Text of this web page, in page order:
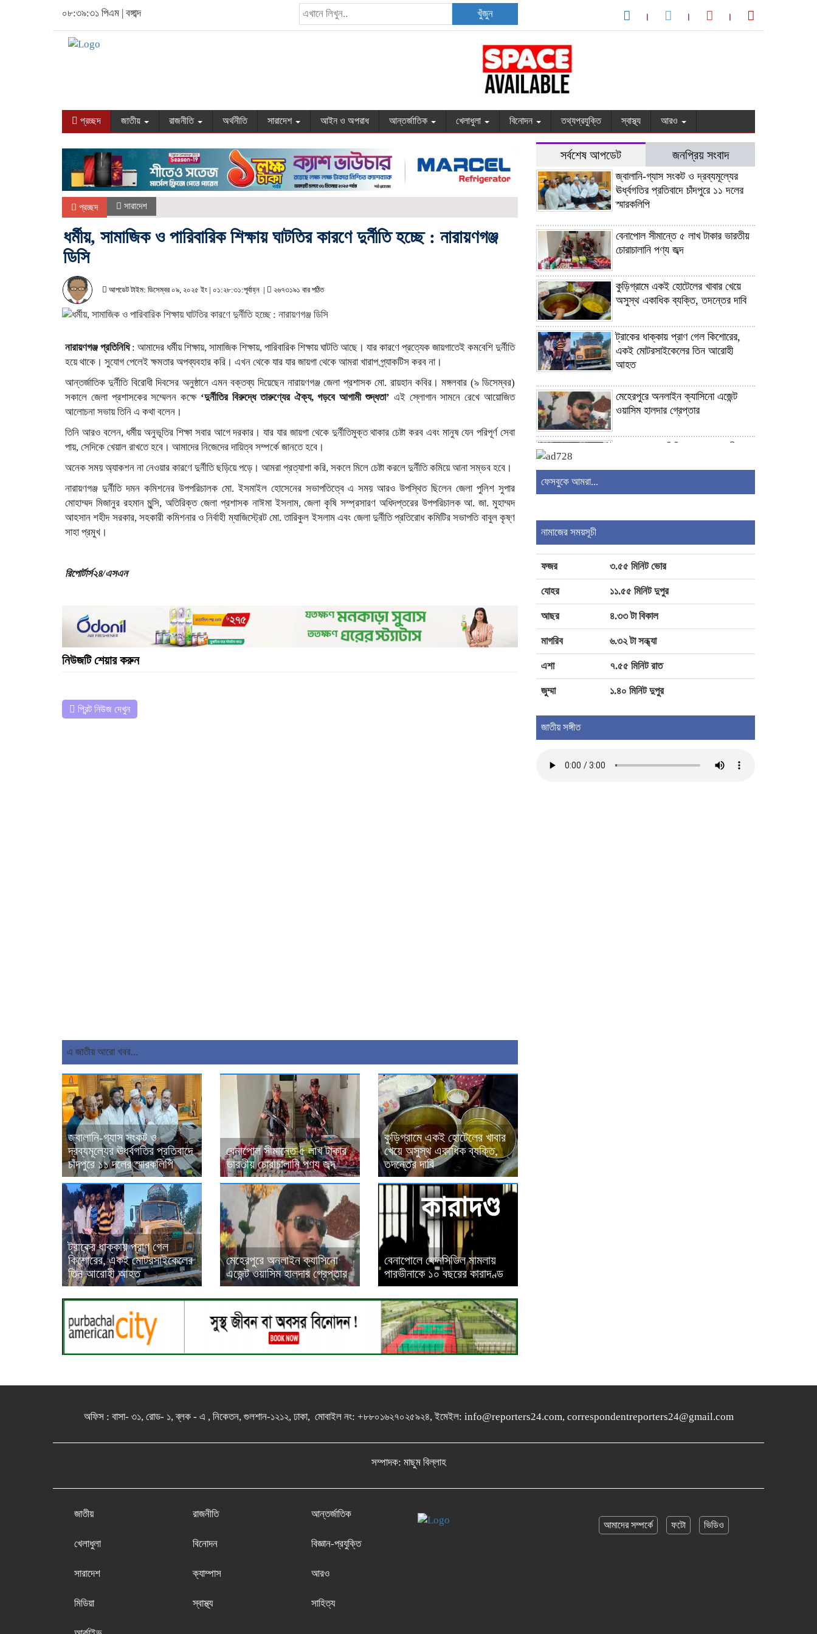
০৮:৩৯:৩২ পিএম |বঙ্গাব্দ খুঁজুন
প্রচ্ছদ জাতীয় রাজনীতি অর্থনীতি সারাদেশ আইন ও অপরাধ আন্তর্জাতিক খেলাধুলা বিনোদন তথ্যপ্রযুক্তি স্বাস্থ্য আরও
প্রচ্ছদ সারাদেশ
ধর্মীয়, সামাজিক ও পারিবারিক শিক্ষায় ঘাটতির কারণে দুর্নীতি হচ্ছে : নারায়ণগঞ্জ
ডিসি
আপডেট টাইম: ডিসেম্বর ০৯, ২০২৫ ইং | ০১:২৮:৩১:পূর্বাহ্ন | ২৬৭৩১৯১ বার পঠিত
নারায়ণগঞ্জ প্রতিনিধি: আমাদের ধর্মীয় শিক্ষায়, সামাজিক শিক্ষায়, পারিবারিক শিক্ষায় ঘাটতি আছে। যার কারণে প্রত্যেক জায়গাতেই কমবেশি দুর্নীতি
হয়ে থাকে। সুযোগ পেলেই ক্ষমতার অপব্যবহার করি। এখন থেকে যার যার জায়গা থেকে আমরা খারাপ প্র্যাকটিস করব না।
আন্তর্জাতিক দুর্নীতি বিরোধী দিবসের অনুষ্ঠানে এমন বক্তব্য দিয়েছেন নারায়ণগঞ্জ জেলা প্রশাসক মো. রায়হান কবির। মঙ্গলবার (৯ ডিসেম্বর)
সকালে জেলা প্রশাসকের সম্মেলন কক্ষে ‘দুর্নীতির বিরুদ্ধে তারুণ্যের ঐক্য, গড়বে আগামী শুদ্ধতা’ এই স্লোগান সামনে রেখে আয়োজিত
আলোচনা সভায় তিনি এ কথা বলেন।
তিনি আরও বলেন, ধর্মীয় অনুভূতির শিক্ষা সবার আগে দরকার। যার যার জায়গা থেকে দুর্নীতিমুক্ত থাকার চেষ্টা করব এবং মানুষ যেন পরিপূর্ণ সেবা
পায়, সেদিকে খেয়াল রাখতে হবে। আমাদের নিজেদের দায়িত্ব সম্পর্কে জানতে হবে।
অনেক সময় অ্যাকশন না নেওয়ার কারণে দুর্নীতি ছড়িয়ে পড়ে। আমরা প্রত্যাশা করি, সকলে মিলে চেষ্টা করলে দুর্নীতি কমিয়ে আনা সম্ভব হবে।
নারায়ণগঞ্জ দুর্নীতি দমন কমিশনের উপপরিচালক মো. ইসমাইল হোসেনের সভাপতিত্বে এ সময় আরও উপস্থিত ছিলেন জেলা পুলিশ সুপার
মোহাম্মদ মিজানুর রহমান মুন্সি, অতিরিক্ত জেলা প্রশাসক নাঈমা ইসলাম, জেলা কৃষি সম্প্রসারণ অধিদপ্তরের উপপরিচালক আ. জা. মুহাম্মদ
আহসান শহীদ সরকার, সহকারী কমিশনার ও নির্বাহী ম্যাজিস্ট্রেট মো. তারিকুল ইসলাম এবং জেলা দুর্নীতি প্রতিরোধ কমিটির সভাপতি বাবুল কৃষ্ণ
সাহা প্রমুখ।
রিপোর্টার্স২৪/এসএন
নিউজটি শেয়ার করুন
প্রিন্ট নিউজ দেখুন
এ জাতীয় আরো খবর...
জ্বালানি-গ্যাস সংকট ও
দ্রব্যমূল্যের ঊর্ধ্বগতির প্রতিবাদে
চাঁদপুরে ১১ দলের স্মারকলিপি
বেনাপোল সীমান্তে ৫ লাখ টাকার
ভারতীয় চোরাচালানি পণ্য জব্দ
কুড়িগ্রামে একই হোটেলের খাবার
খেয়ে অসুস্থ একাধিক ব্যক্তি,
তদন্তের দাবি
ট্রাকের ধাক্কায় প্রাণ গেল
কিশোরের, একই মোটরসাইকেলের
তিন আরোহী আহত
মেহেরপুরে অনলাইন ক্যাসিনো
এজেন্ট ওয়াসিম হালদার গ্রেপ্তার
বেনাপোলে ফেনসিডিল মামলায়
পারভীনাকে ১০ বছরের কারাদণ্ড
সর্বশেষ আপডেট জনপ্রিয় সংবাদ
জ্বালানি-গ্যাস সংকট ও দ্রব্যমূল্যের
ঊর্ধ্বগতির প্রতিবাদে চাঁদপুরে ১১ দলের
স্মারকলিপি
বেনাপোল সীমান্তে ৫ লাখ টাকার ভারতীয়
চোরাচালানি পণ্য জব্দ
কুড়িগ্রামে একই হোটেলের খাবার খেয়ে
অসুস্থ একাধিক ব্যক্তি, তদন্তের দাবি
ট্রাকের ধাক্কায় প্রাণ গেল কিশোরের,
একই মোটরসাইকেলের তিন আরোহী
আহত
মেহেরপুরে অনলাইন ক্যাসিনো এজেন্ট
ওয়াসিম হালদার গ্রেপ্তার
কুষ্টিয়ায় পদ্মা নদীতে নিখোঁজ শিশুর মরদেহ
শ্রীবরদীতে বৃদ্ধের ঝুলন্ত মরদেহ উদ্ধার:
হত্যা নাকি আত্মহত্যা বাড়ছে ধোঁয়াশা
শরীয়তপুরে বিএনপি নেতা টিপু মাদবরকে
ঘিরে অপপ্রচারের অভিযোগ
কুষ্টিয়া-রাজবাড়ী সড়কে ট্রাকের চাকায় পিষ্ট
হয়ে নিহত ১
ফেসবুকে আমরা...
নামাজের সময়সূচী
ফজর ৩.৫৫ মিনিট ভোর
যোহর ১১.৫৫ মিনিট দুপুর
আছর ৪.৩৩ টা বিকাল
মাগরিব ৬.৩২ টা সন্ধ্যা
এশা ৭.৫৫ মিনিট রাত
জুম্মা ১.৪০ মিনিট দুপুর
জাতীয় সঙ্গীত
অফিস : বাসা- ৩১, রোড- ১, ব্লক - এ , নিকেতন, গুলশান-১২১২, ঢাকা, মোবাইল নং: +৮৮০১৬২৭০২৫৯২৪, ইমেইল: info@reporters24.com, correspondentreporters24@gmail.com
সম্পাদক: মাছুম বিল্লাহ
জাতীয় রাজনীতি আন্তর্জাতিক
খেলাধুলা বিনোদন বিজ্ঞান-প্রযুক্তি
সারাদেশ ক্যাম্পাস আরও
মিডিয়া স্বাস্থ্য সাহিত্য
আমাদের সম্পর্কে ফটো ভিডিও